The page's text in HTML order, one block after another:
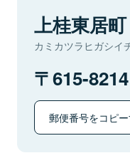
上桂東居町
カミカツラヒガシイ
615-8214
郵便番号をコピ